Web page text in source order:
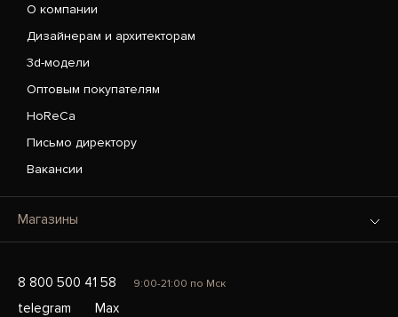
О компании
Дизайнерам и архитекторам
3d-модели
Оптовым покупателям
HoReCa
Письмо директору
Вакансии
Магазины
8 800 500 41 58 9:00-21:00 по Мск
telegram Max